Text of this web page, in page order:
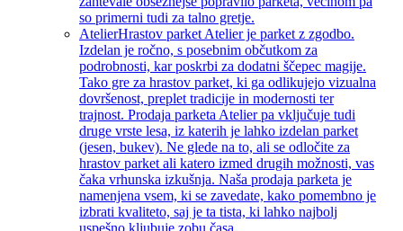
so primerni tudi za talno gretje.
AtelierHrastov parket Atelier je parket z zgodbo.
Izdelan je ročno, s posebnim občutkom za
podrobnosti, kar poskrbi za dodatni ščepec magije.
Tako gre za hrastov parket, ki ga odlikujejo vizualna
dovršenost, preplet tradicije in modernosti ter
trajnost. Prodaja parketa Atelier pa vključuje tudi
druge vrste lesa, iz katerih je lahko izdelan parket
(jesen, bukev). Ne glede na to, ali se odločite za
hrastov parket ali katero izmed drugih možnosti, vas
čaka vrhunska izkušnja. Naša prodaja parketa je
namenjena vsem, ki se zavedate, kako pomembno je
izbrati kvaliteto, saj je ta tista, ki lahko najbolj
uspešno kljubuje zobu časa.